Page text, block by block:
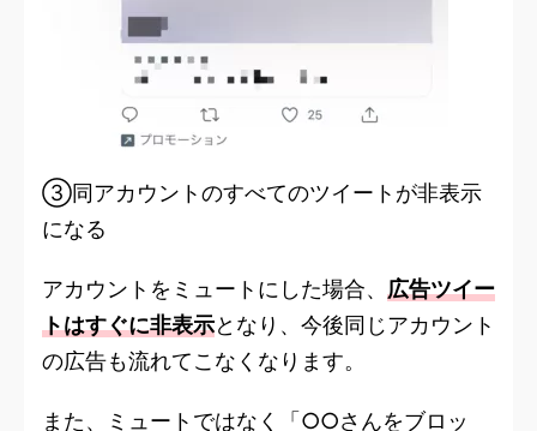
③同アカウントのすべてのツイートが非表示
になる
アカウントをミュートにした場合、 広告ツイー
トはすぐに非表示となり、今後同じアカウント
の広告も流れてこなくなります。
また、ミュートではなく「○○さんをブロッ